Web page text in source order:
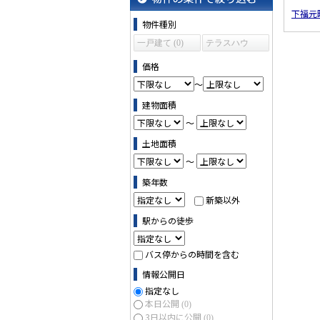
物件の条件で絞り込む
物件種別
一戸建て (0)
テラスハウ
価格
～
建物面積
～
土地面積
～
築年数
新築以外
駅からの徒歩
バス停からの時間を含む
情報公開日
指定なし
本日公開 (0)
3日以内に公開 (0)
下福元